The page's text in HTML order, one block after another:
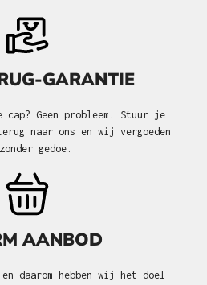
GARANTIE
Geen probleem. Stuur je
naar ons en wij vergoeden
gedoe.
AANBOD
daarom hebben wij het doel